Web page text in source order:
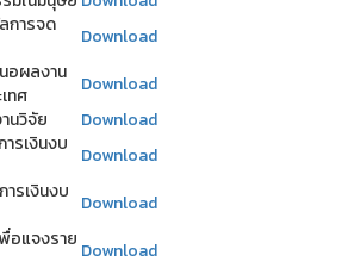
การจด
Download
อผลงาน
ทศ
Download
นวิจัย
Download
รเงินงบ
Download
รเงินงบ Download
อแจงราย Download